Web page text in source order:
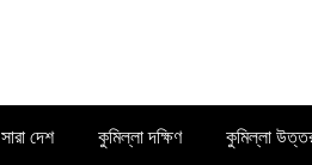
সারা দেশ কুমিল্লা দক্ষিণ কুমিল্লা